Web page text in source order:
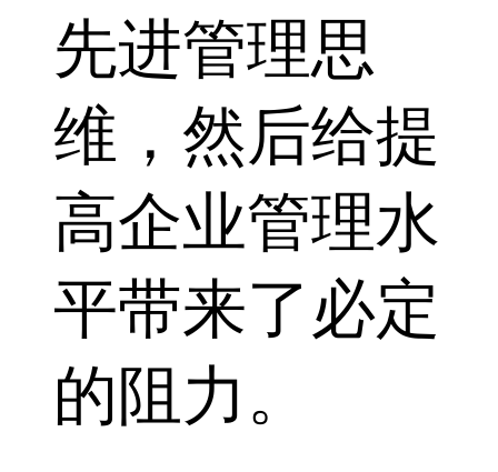
先进管理思
维，然后给提
高企业管理水
平带来了必定
的阻力。